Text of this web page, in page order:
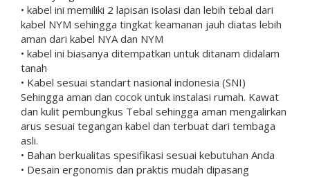
• kabel ini memiliki 2 lapisan isolasi dan lebih tebal dari
kabel NYM sehingga tingkat keamanan jauh diatas lebih
aman dari kabel NYA dan NYM
• kabel ini biasanya ditempatkan untuk ditanam didalam
tanah
• Kabel sesuai standart nasional indonesia (SNI)
Sehingga aman dan cocok untuk instalasi rumah. Kawat
dan kulit pembungkus Tebal sehingga aman mengalirkan
arus sesuai tegangan kabel dan terbuat dari tembaga
asli.
• Bahan berkualitas spesifikasi sesuai kebutuhan Anda
• Desain ergonomis dan praktis mudah dipasang